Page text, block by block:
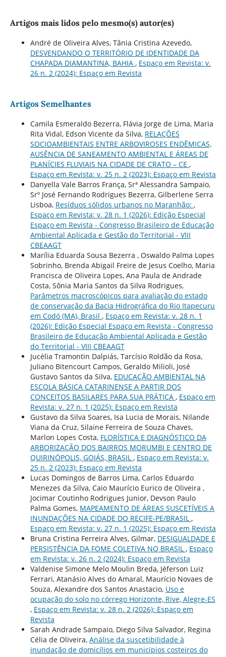
Artigos mais lidos pelo mesmo(s) autor(es)
André de Oliveira Alves, Tânia Cristina Azevedo,
DESVENDANDO O TERRITÓRIO DE IDENTIDADE DA
CHAPADA DIAMANTINA, BAHIA , Espaço em Revista: v.
26 n. 2 (2024): Espaço em Revista
Artigos Semelhantes
Camila Esmeraldo Bezerra, Flávia Jorge de Lima, Maria
Rita Vidal, Edson Vicente da Silva, RELAÇÕES
SOCIOAMBIENTAIS ENTRE ARBOVIROSES ENDÊMICAS,
AUSÊNCIA DE SANEAMENTO AMBIENTAL E ÁREAS DE
PLANÍCIES FLUVIAIS NA CIDADE DE CRATO – CE ,
Espaço em Revista: v. 25 n. 2 (2023): Espaço em Revista
Danyella Vale Barros França, Srª Alessandra Sampaio,
Srº José Fernando Rodrigues Bezerra, Gilberlene Serra
Lisboa, Resíduos sólidos urbanos no Maranhão: ,
Espaço em Revista: v. 28 n. 1 (2026): Edição Especial
Espaço em Revista - Congresso Brasileiro de Educação
Ambiental Aplicada e Gestão do Territorial - VIII
CBEAAGT
Marília Eduarda Sousa Bezerra , Oswaldo Palma Lopes
Sobrinho, Brenda Abigail Freire de Jesus Coelho, Maria
Francisca de Oliveira Lopes, Ana Paula de Andrade
Costa, Sônia Maria Santos da Silva Rodrigues,
Parâmetros macroscópicos para avaliação do estado
de conservação da Bacia Hidrográfica do Rio Itapecuru
em Codó (MA), Brasil , Espaço em Revista: v. 28 n. 1
(2026): Edição Especial Espaço em Revista - Congresso
Brasileiro de Educação Ambiental Aplicada e Gestão
do Territorial - VIII CBEAAGT
Jucélia Tramontin Dalpiás, Tarcísio Roldão da Rosa,
Juliano Bitencourt Campos, Geraldo Milioli, José
Gustavo Santos da Silva, EDUCAÇÃO AMBIENTAL NA
ESCOLA BÁSICA CATARINENSE A PARTIR DOS
CONCEITOS BASILARES PARA SUA PRÁTICA , Espaço em
Revista: v. 27 n. 1 (2025): Espaço em Revista
Gustavo da Silva Soares, Isa Lucia de Morais, Nilande
Viana da Cruz, Silaine Ferreira de Souza Chaves,
Marlon Lopes Costa, FLORÍSTICA E DIAGNÓSTICO DA
ARBORIZAÇÃO DOS BAIRROS MORUMBI E CENTRO DE
QUIRINÓPOLIS, GOIÁS, BRASIL , Espaço em Revista: v.
25 n. 2 (2023): Espaço em Revista
Lucas Domingos de Barros Lima, Carlos Eduardo
Menezes da Silva, Caio Maurício Eurico de Oliveira ,
Jocimar Coutinho Rodrigues Junior, Devson Paulo
Palma Gomes, MAPEAMENTO DE ÁREAS SUSCETÍVEIS A
INUNDAÇÕES NA CIDADE DO RECIFE-PE/BRASIL ,
Espaço em Revista: v. 27 n. 1 (2025): Espaço em Revista
Bruna Cristina Ferreira Alves, Gilmar, DESIGUALDADE E
PERSISTÊNCIA DA FOME COLETIVA NO BRASIL , Espaço
em Revista: v. 26 n. 2 (2024): Espaço em Revista
Valdenise Simone Melo Moulin Breda, Jéferson Luiz
Ferrari, Atanásio Alves do Amaral, Maurício Novaes de
Souza, Alexandre dos Santos Anastacio, Uso e
ocupação do solo no córrego Horizonte, Rive, Alegre-ES
, Espaço em Revista: v. 28 n. 2 (2026): Espaço em
Revista
Sarah Andrade Sampaio, Diego Silva Salvador, Regina
Célia de Oliveira, Análise da suscetibilidade à
inundação de domicílios em municípios costeiros do